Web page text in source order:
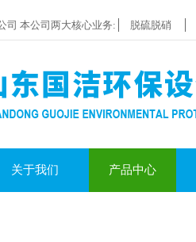
司 本公司两大核心业务: 脱硫脱硝
关于我们 产品中心